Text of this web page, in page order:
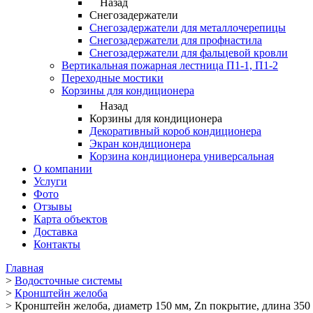
Снегозадержатели
Снегозадержатели для металлочерепицы
Снегозадержатели для профнастила
Снегозадержатели для фальцевой кровли
Вертикальная пожарная лестница П1-1, П1-2
Переходные мостики
Корзины для кондиционера
Назад
Корзины для кондиционера
Декоративный короб кондиционера
Экран кондиционера
Корзина кондиционера универсальная
О компании
Услуги
Фото
Отзывы
Карта объектов
Доставка
Контакты
Главная
> Водосточные системы
> Кронштейн желоба
> Кронштейн желоба, диаметр 150 мм, Zn покрытие, длина